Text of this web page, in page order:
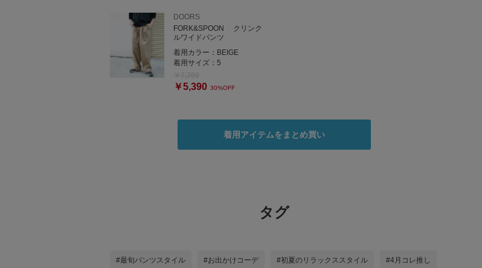
DOORS
FORK&SPOON クリンク
ルワイドパンツ
着用カラー： BEIGE
着用サイズ： 5
￥5,390 30%OFF
着用アイテムをまとめ買い
タグ
#最旬パンツスタイル #お出かけコーデ #初夏のリラックススタイル #4月コレ推し